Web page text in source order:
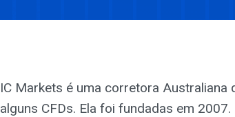
IC Markets é uma corretora
alguns CFDs. Ela foi fundadas em 2007.